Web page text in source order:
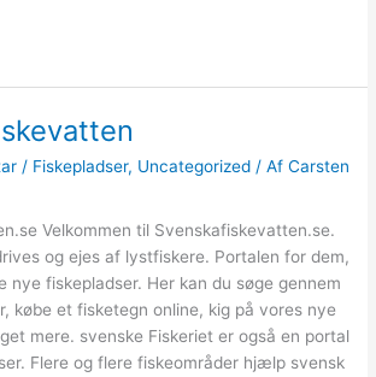
/ Fiskepladser, Uncategorized / AfCarsten
Velkommen til Svenskafiskevatten.se.
og ejes af lystfiskere. Portalen for dem,
nye fiskepladser. Her kan du søge gennem
købe et fisketegn online, kig på vores nye
mere. svenske Fiskeriet er også en portal
Flere og flere fiskeområder hjælp svensk